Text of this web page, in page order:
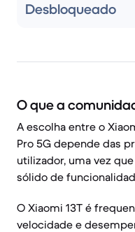
Desbloqueado
O que a
A escolha entre o
Pro 5G depende das
utilizador, uma vez
sólido de
O Xiaomi 13T é
velocidade e